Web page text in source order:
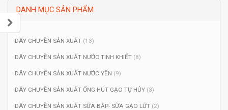
DANH MỤC SẢN PHẨM
DÂY CHUYỀN SẢN XUẤT (13)
DÂY CHUYỀN SẢN XUẤT NƯỚC TINH KHIẾT (8)
DÂY CHUYỀN SẢN XUẤT NƯỚC YẾN (9)
DÂY CHUYỀN SẢN XUẤT ỐNG HÚT GẠO TỰ HỦY (3)
DÂY CHUYỀN SẢN XUẤT SỮA BẮP- SỮA GẠO LỨT (2)